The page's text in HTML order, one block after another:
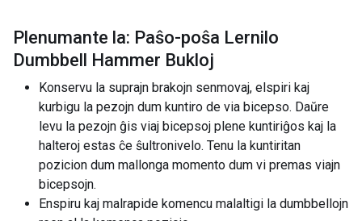
Plenumante la: Paŝo-poŝa Lernilo
Dumbbell Hammer Bukloj
Konservu la suprajn brakojn senmovaj, elspiri kaj
kurbigu la pezojn dum kuntiro de via bicepso. Daŭre
levu la pezojn ĝis viaj bicepsoj plene kuntiriĝos kaj la
halteroj estas ĉe ŝultronivelo. Tenu la kuntiritan
pozicion dum mallonga momento dum vi premas viajn
bicepsojn.
Enspiru kaj malrapide komencu malaltigi la dumbbellojn